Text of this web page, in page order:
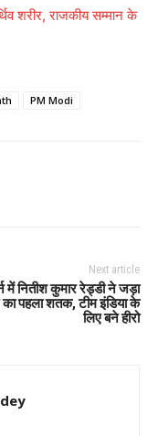
शरीर, राजकीय सम्मान के
PM Modi
Next article
में नितीश कुमार रेड्डी ने जड़ा
पहला शतक, टीम इंडिया के
लिए बने हीरो